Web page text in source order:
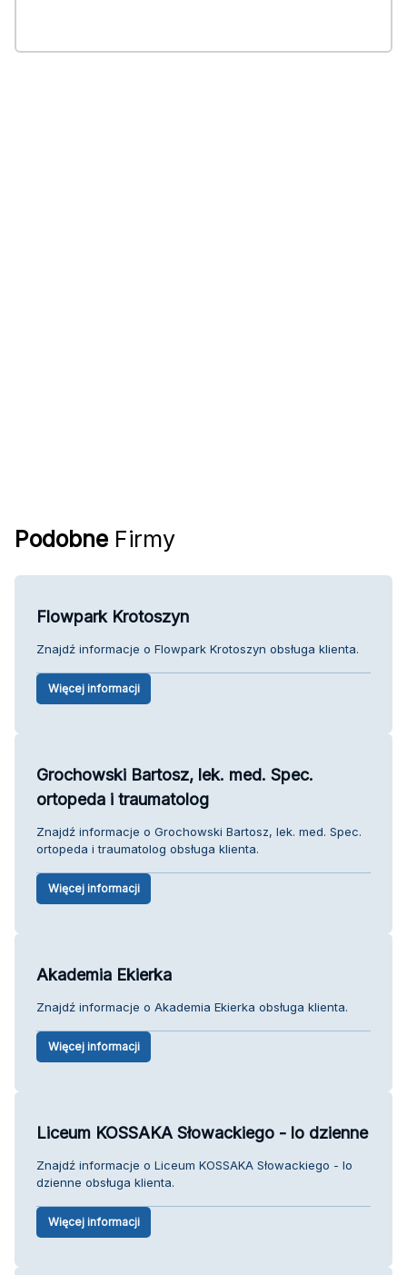
Podobne Firmy
Flowpark Krotoszyn
Znajdź informacje o Flowpark Krotoszyn obsługa klienta.
Więcej informacji
Grochowski Bartosz, lek. med. Spec.
ortopeda i traumatolog
Znajdź informacje o Grochowski Bartosz, lek. med. Spec.
ortopeda i traumatolog obsługa klienta.
Więcej informacji
Akademia Ekierka
Znajdź informacje o Akademia Ekierka obsługa klienta.
Więcej informacji
Liceum KOSSAKA Słowackiego - lo dzienne
Znajdź informacje o Liceum KOSSAKA Słowackiego - lo
dzienne obsługa klienta.
Więcej informacji